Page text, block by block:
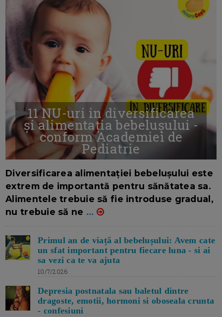
11 NU-uri in diversificarea
și alimentația bebelușului -
conform Academiei de
Pediatrie
Diversificarea alimentației bebelușului este
extrem de importantă pentru sănătatea sa.
Alimentele trebuie să fie introduse gradual,
nu trebuie să ne ...
Primul an de viață al bebelușului: Avem cate
un sfat important pentru fiecare luna - si ai
sa vezi ca te va ajuta
10/7/2026
Depresia postnatala sau baletul dintre
dragoste, emotii, hormoni si oboseala crunta
- confesiuni